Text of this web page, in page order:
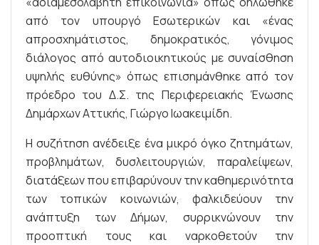
από τον υπουργό Εσωτερικών και «ένας
απροσχημάτιστος, δημοκρατικός, γόνιμος
διάλογος από αυτοδιοικητικούς με συναίσθηση
υψηλής ευθύνης» όπως επισημάνθηκε από τον
πρόεδρο του Δ.Σ. της Περιφερειακής Ένωσης
Δημάρχων Αττικής, Γιώργο Ιωακειμίδη.
Η συζήτηση ανέδειξε ένα μικρό όγκο ζητημάτων,
προβλημάτων, δυσλειτουργιών, παραλείψεων,
διατάξεων που επιβαρύνουν την καθημερινότητα
των τοπικών κοινωνιών, φαλκιδεύουν την
ανάπτυξη των Δήμων, συρρικνώνουν την
προοπτική τους και ναρκοθετούν την